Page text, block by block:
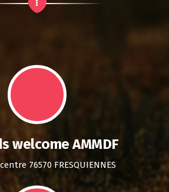
welcome AMMDF
76570 FRESQUIENNES